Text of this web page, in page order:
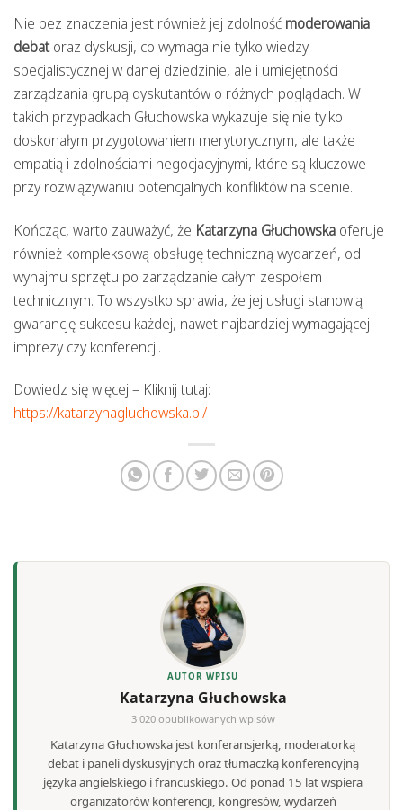
Nie bez znaczenia jest również jej zdolność moderowania
debatoraz dyskusji, co wymaga nie tylko wiedzy
specjalistycznej w danej dziedzinie, ale i umiejętności
zarządzania grupą dyskutantów o różnych poglądach. W
takich przypadkach Głuchowska wykazuje się nie tylko
doskonałym przygotowaniem merytorycznym, ale także
empatią i zdolnościami negocjacyjnymi, które są kluczowe
przy rozwiązywaniu potencjalnych konfliktów na scenie.
Kończąc, warto zauważyć, że Katarzyna Głuchowska oferuje
również kompleksową obsługę techniczną wydarzeń, od
wynajmu sprzętu po zarządzanie całym zespołem
technicznym. To wszystko sprawia, że jej usługi stanowią
gwarancję sukcesu każdej, nawet najbardziej wymagającej
imprezy czy konferencji.
Dowiedz się więcej – Kliknij tutaj:
https://katarzynagluchowska.pl/
AUTOR WPISU
Katarzyna Głuchowska
3 020 opublikowanych wpisów
Katarzyna Głuchowska jest konferansjerką, moderatorką
debat i paneli dyskusyjnych oraz tłumaczką konferencyjną
języka angielskiego i francuskiego. Od ponad 15 lat wspiera
organizatorów konferencji, kongresów, wydarzeń